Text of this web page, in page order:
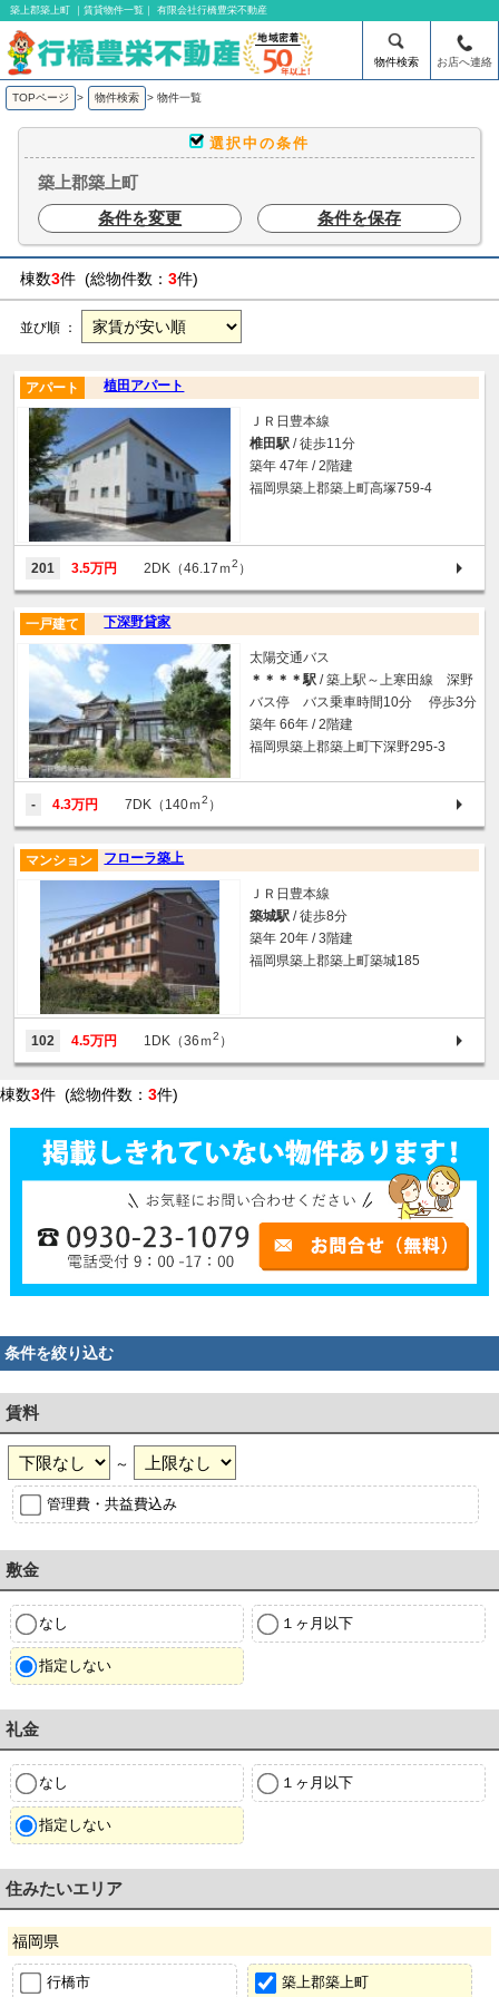
築上郡築上町 ｜賃貸物件一覧｜ 有限会社行橋豊栄不動産
物件検索 お店へ連絡
TOPページ > 物件検索 > 物件一覧
選択中の条件
築上郡築上町
条件を変更
条件を保存
棟数3件 (総物件数： 3件)
並び順 ：
植田アパート
アパート
ＪＲ日豊本線
椎田駅 / 徒歩11分
築年 47年 / 2階建
福岡県築上郡築上町高塚759-4
201 3.5万円 2DK（46.17ｍ2 ）
下深野貸家
一戸建て
太陽交通バス
＊＊＊＊駅 / 築上駅～上寒田線 深野
バス停 バス乗車時間10分 停歩3分
築年 66年 / 2階建
福岡県築上郡築上町下深野295-3
- 4.3万円 7DK（140ｍ2 ）
フローラ築上
マンション
ＪＲ日豊本線
築城駅 / 徒歩8分
築年 20年 / 3階建
福岡県築上郡築上町築城185
102 4.5万円 1DK（36ｍ2 ）
棟数3件 (総物件数： 3件)
条件を絞り込む
賃料
～
管理費・共益費込み
敷金
なし １ヶ月以下
指定しない
礼金
なし １ヶ月以下
指定しない
住みたいエリア
福岡県
行橋市 築上郡築上町